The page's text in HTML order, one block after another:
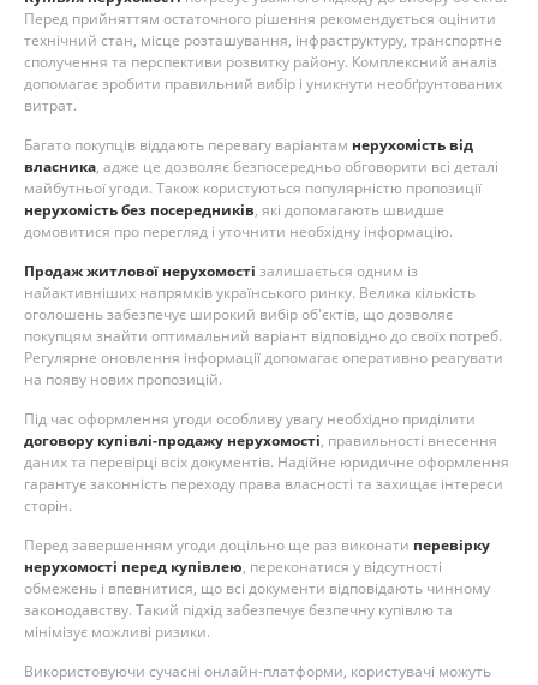
Перед прийняттям остаточного рішення рекомендується оцінити
технічний стан, місце розташування, інфраструктуру, транспортне
сполучення та перспективи розвитку району. Комплексний аналіз
допомагає зробити правильний вибір і уникнути необґрунтованих
витрат.
Багато покупців віддають перевагу варіантам нерухомість від
власника, адже це дозволяє безпосередньо обговорити всі деталі
майбутньої угоди. Також користуються популярністю пропозиції
нерухомість без посередників, які допомагають швидше
домовитися про перегляд і уточнити необхідну інформацію.
Продаж житлової нерухомості залишається одним із
найактивніших напрямків українського ринку. Велика кількість
оголошень забезпечує широкий вибір об'єктів, що дозволяє
покупцям знайти оптимальний варіант відповідно до своїх потреб.
Регулярне оновлення інформації допомагає оперативно реагувати
на появу нових пропозицій.
Під час оформлення угоди особливу увагу необхідно приділити
договору купівлі-продажу нерухомості, правильності внесення
даних та перевірці всіх документів. Надійне юридичне оформлення
гарантує законність переходу права власності та захищає інтереси
сторін.
Перед завершенням угоди доцільно ще раз виконати перевірку
нерухомості перед купівлею, переконатися у відсутності
обмежень і впевнитися, що всі документи відповідають чинному
законодавству. Такий підхід забезпечує безпечну купівлю та
мінімізує можливі ризики.
Використовуючи сучасні онлайн-платформи, користувачі можуть